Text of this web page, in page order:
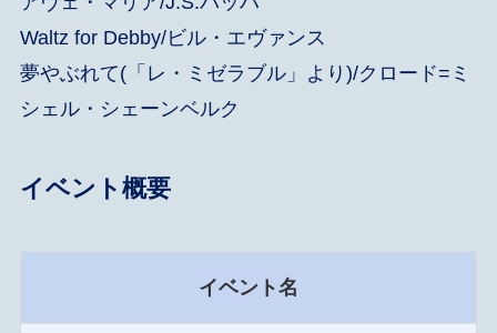
Waltz for Debby/ビル・エヴァンス
夢やぶれて(「レ・ミゼラブル」より)/クロード=ミ
シェル・シェーンベルク
イベント概要
イベント名